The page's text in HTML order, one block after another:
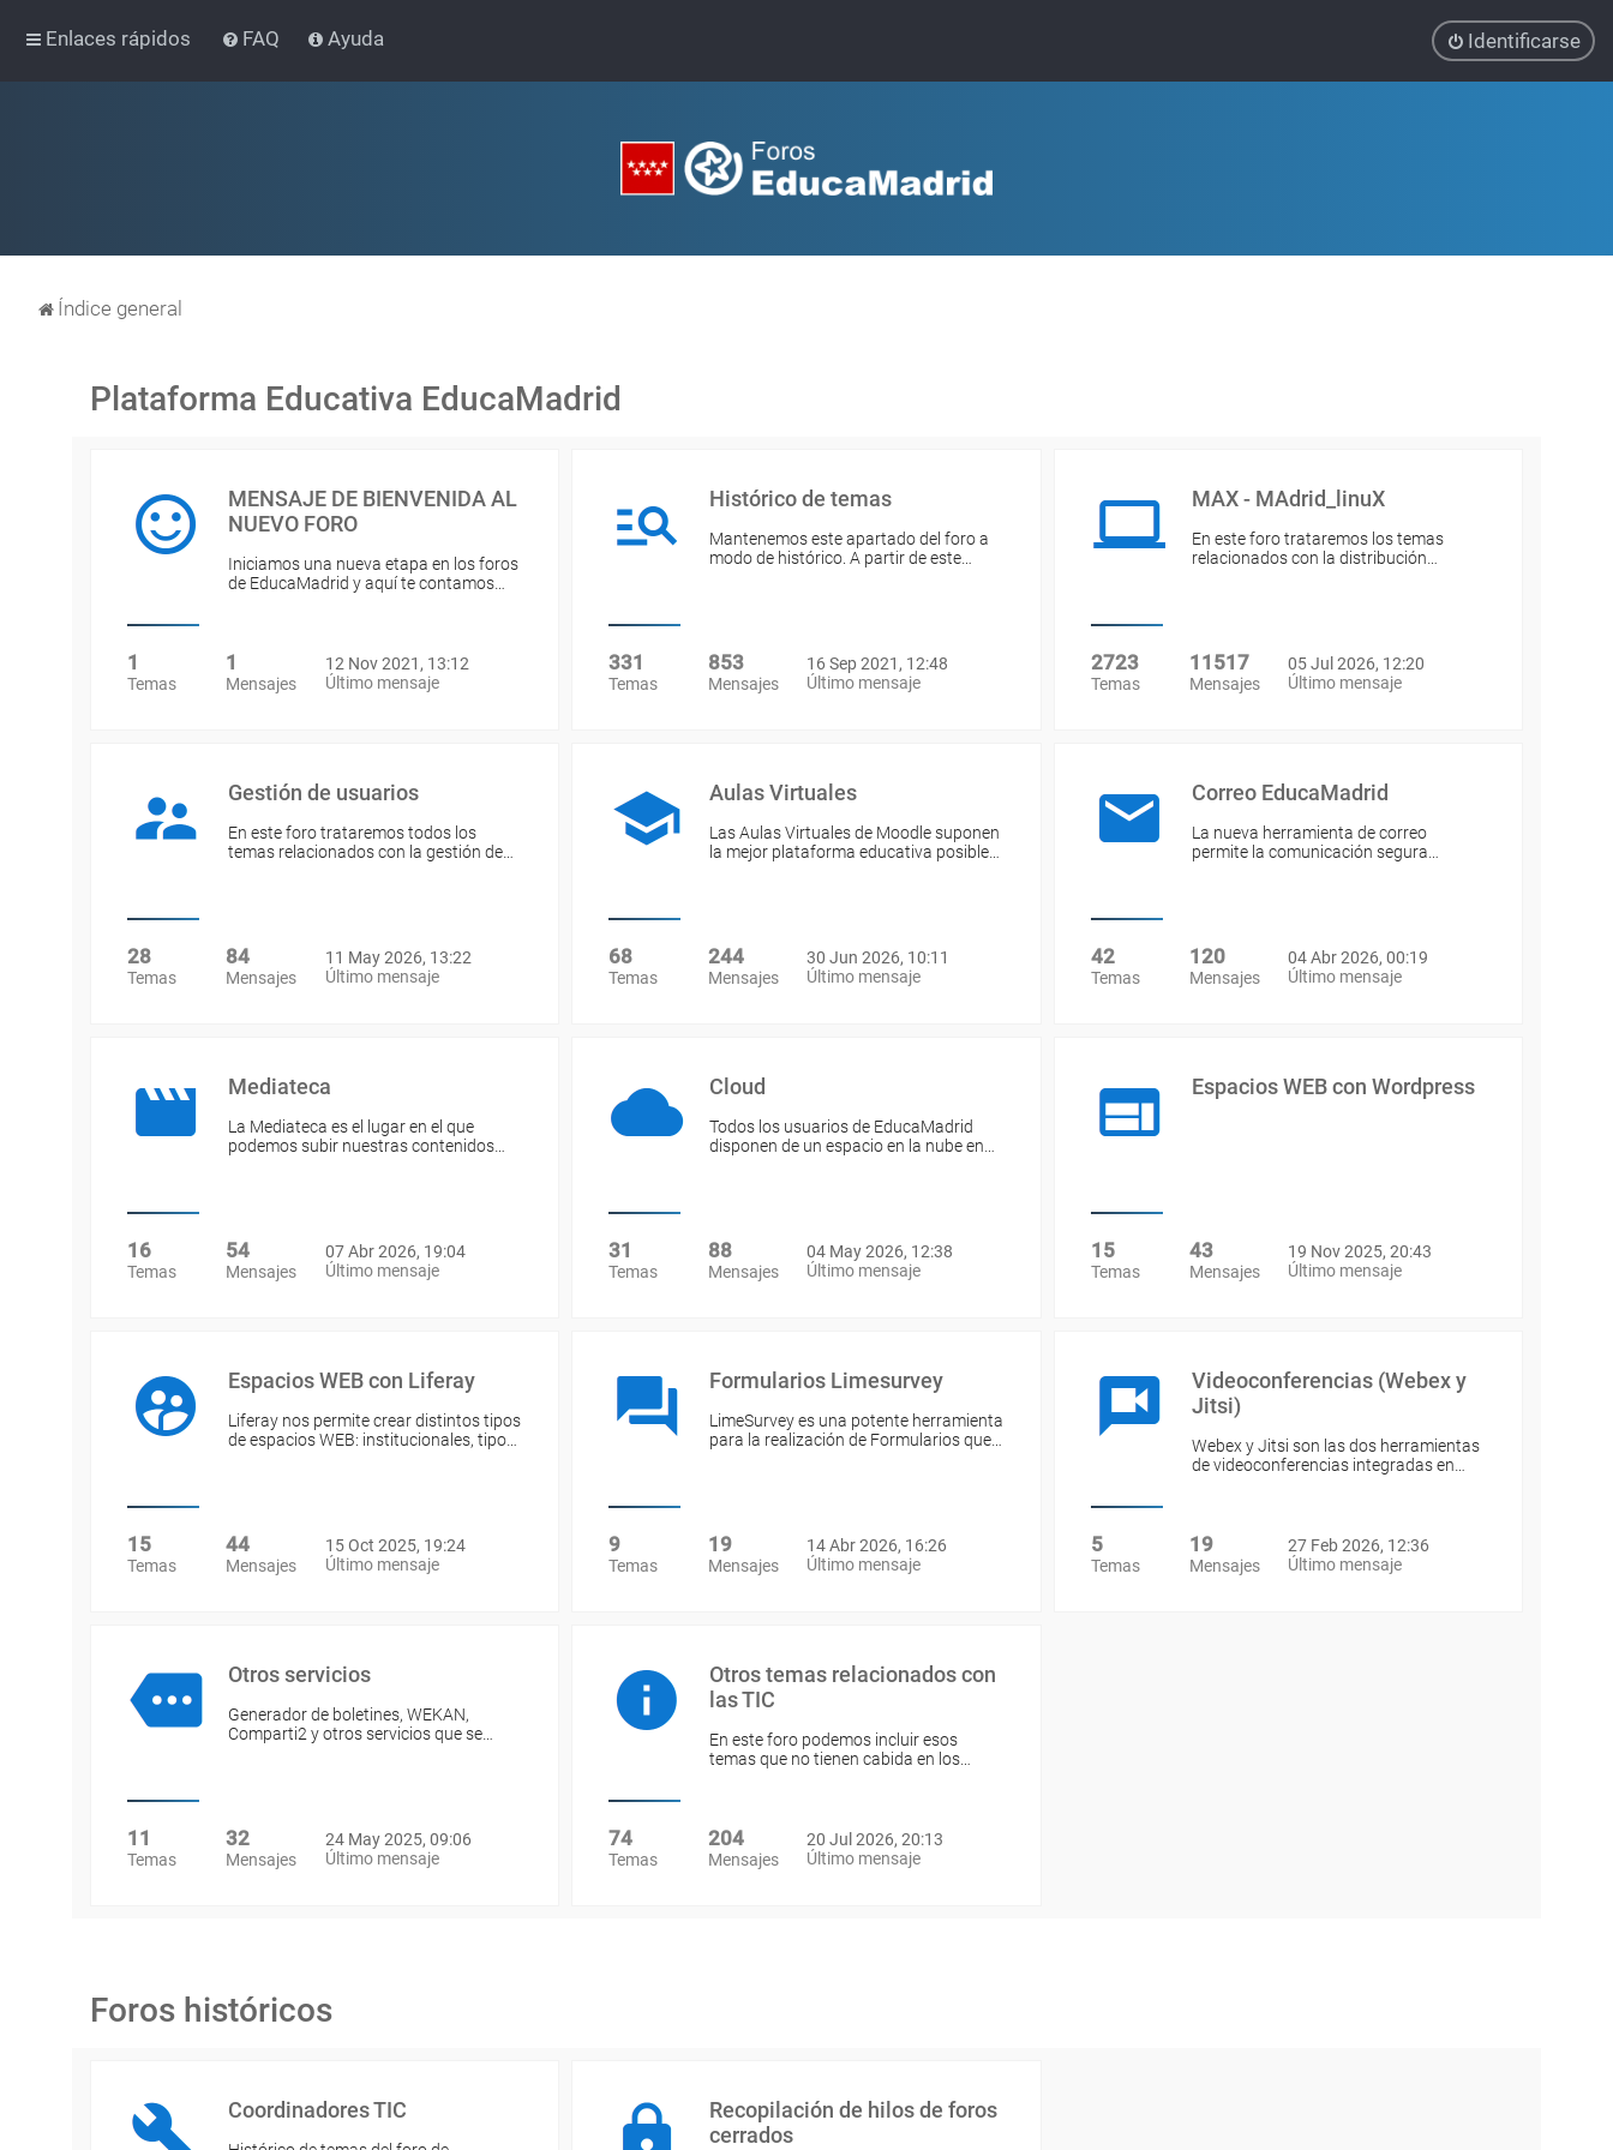
Enlaces rápidos FAQ Ayuda Identificarse
Índice general
Plataforma Educativa EducaMadrid
MENSAJE DE BIENVENIDA AL
NUEVO FORO
Iniciamos una nueva etapa en los foros
de EducaMadrid y aquí te contamos…
1
Temas
1
Mensajes
12 Nov 2021, 13:12
Último mensaje
Histórico de temas
Mantenemos este apartado del foro a
modo de histórico. A partir de este…
331
Temas
853
Mensajes
16 Sep 2021, 12:48
Último mensaje
MAX - MAdrid_linuX
En este foro trataremos los temas
relacionados con la distribución…
2723
Temas
11517
Mensajes
05 Jul 2026, 12:20
Último mensaje
Gestión de usuarios
En este foro trataremos todos los
temas relacionados con la gestión de…
28
Temas
84
Mensajes
11 May 2026, 13:22
Último mensaje
Aulas Virtuales
Las Aulas Virtuales de Moodle suponen
la mejor plataforma educativa posible…
68
Temas
244
Mensajes
30 Jun 2026, 10:11
Último mensaje
Correo EducaMadrid
La nueva herramienta de correo
permite la comunicación segura…
42
Temas
120
Mensajes
04 Abr 2026, 00:19
Último mensaje
Mediateca
La Mediateca es el lugar en el que
podemos subir nuestras contenidos…
16
Temas
54
Mensajes
07 Abr 2026, 19:04
Último mensaje
Cloud
Todos los usuarios de EducaMadrid
disponen de un espacio en la nube en…
31
Temas
88
Mensajes
04 May 2026, 12:38
Último mensaje
Espacios WEB con Wordpress
15
Temas
43
Mensajes
19 Nov 2025, 20:43
Último mensaje
Espacios WEB con Liferay
Liferay nos permite crear distintos tipos
de espacios WEB: institucionales, tipo…
15
Temas
44
Mensajes
15 Oct 2025, 19:24
Último mensaje
Formularios Limesurvey
LimeSurvey es una potente herramienta
para la realización de Formularios que…
9
Temas
19
Mensajes
14 Abr 2026, 16:26
Último mensaje
Videoconferencias (Webex y
Jitsi)
Webex y Jitsi son las dos herramientas
de videoconferencias integradas en…
5
Temas
19
Mensajes
27 Feb 2026, 12:36
Último mensaje
Otros servicios
Generador de boletines, WEKAN,
Comparti2 y otros servicios que se…
11
Temas
32
Mensajes
24 May 2025, 09:06
Último mensaje
Otros temas relacionados con
las TIC
En este foro podemos incluir esos
temas que no tienen cabida en los…
74
Temas
204
Mensajes
20 Jul 2026, 20:13
Último mensaje
Foros históricos
Coordinadores TIC
Recopilación de hilos de foros
cerrados